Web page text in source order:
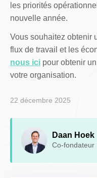
les priorités
nouvelle année.
Vous souhaitez obtenir
flux de travail et les
nous icipour obtenir
votre organisation.
22 décembre 2025
Daan Hoek
Co-fondateur